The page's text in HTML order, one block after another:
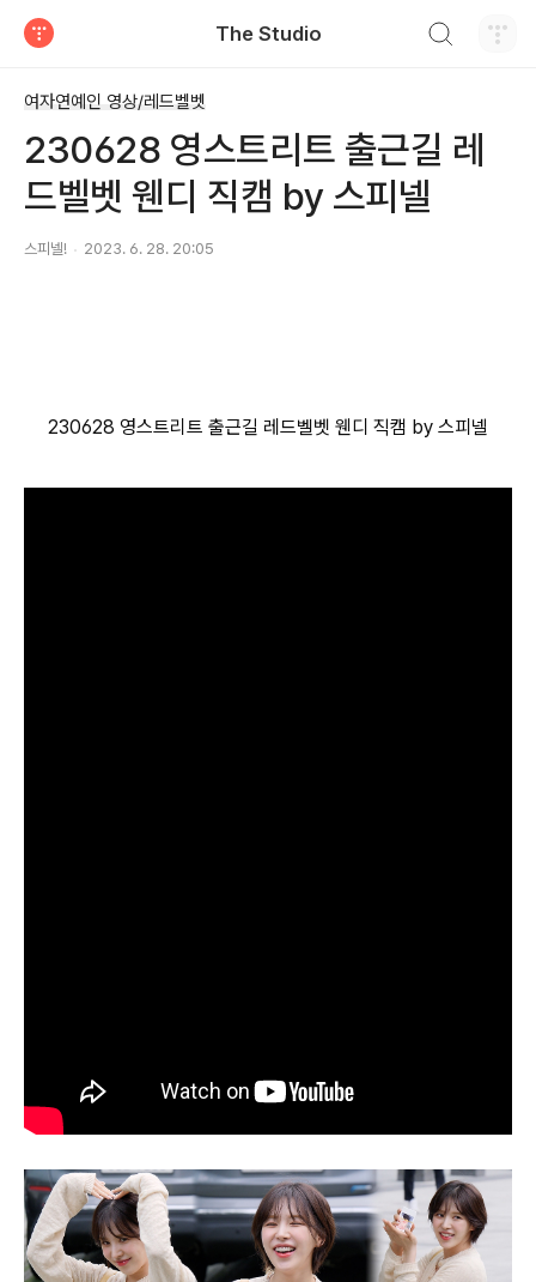
The Studio
여자연예인 영상/레드벨벳
230628 영스트리트 출근길 레
드벨벳 웬디 직캠 by 스피넬
스피넬! 2023. 6. 28. 20:05
230628 영스트리트 출근길 레드벨벳 웬디 직캠 by 스피넬